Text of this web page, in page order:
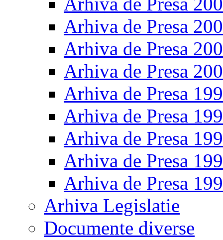
Arhiva de Presa
Arhiva de Presa
Arhiva de Presa
Arhiva de Presa
Arhiva de Presa
Arhiva de Presa
Arhiva de Presa
Arhiva de Presa
Arhiva Legislatie
Documente diverse